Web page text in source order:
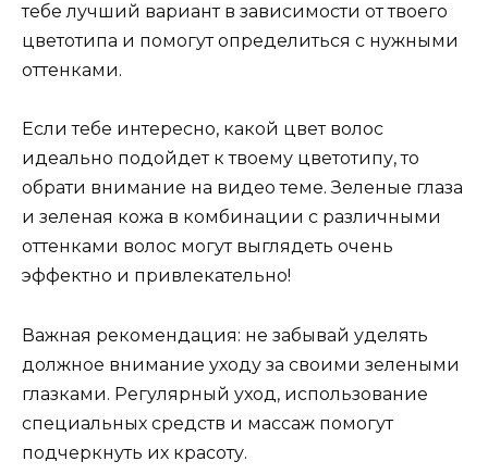
тебе лучший вариант в зависимости от твоего
цветотипа и помогут определиться с нужными
оттенками.
Если тебе интересно, какой цвет волос
идеально подойдет к твоему цветотипу, то
обрати внимание на видео теме. Зеленые глаза
и зеленая кожа в комбинации с различными
оттенками волос могут выглядеть очень
эффектно и привлекательно!
Важная рекомендация: не забывай уделять
должное внимание уходу за своими зелеными
глазками. Регулярный уход, использование
специальных средств и массаж помогут
подчеркнуть их красоту.